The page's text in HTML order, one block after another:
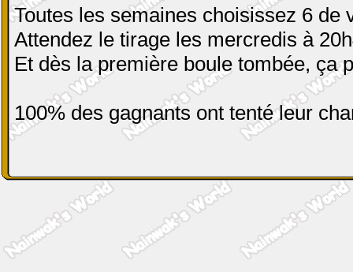
Toutes les semaines choisissez 6
Attendez le tirage les mercredis à
Et dès la première boule tombée, ça
100% des gagnants ont tenté leur